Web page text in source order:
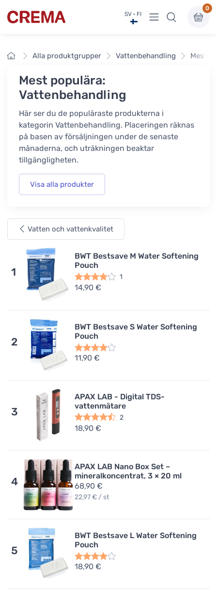
Crema SV · FI Visa undermeny
0
Framsidan
Alla produktgrupper Vattenbehandling Mest
Mest populära:
Vattenbehandling
Här ser du de populäraste produkterna i
kategorin Vattenbehandling. Placeringen räknas
på basen av försäljningen under de senaste
månaderna, och uträkningen beaktar
tillgängligheten.
Visa alla produkter
Vatten och vattenkvalitet
1
BWT Bestsave M Water Softening
Pouch
1
14,90 €
2
BWT Bestsave S Water Softening
Pouch
11,90 €
3
APAX LAB - Digital TDS-
vattenmätare
2
18,90 €
4
APAX LAB Nano Box Set –
mineralkoncentrat, 3 × 20 ml
68,90 €
22,97 € / st
5
BWT Bestsave L Water Softening
Pouch
18,90 €